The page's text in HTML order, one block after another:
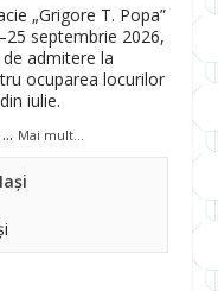
„Grigore T. Popa”
septembrie 2026,
admitere la
ocuparea locurilor
iulie.
... Mai mult...